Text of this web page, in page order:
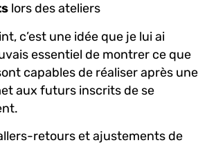
lors des ateliers
c’est une idée que je lui ai
essentiel de montrer ce que
capables de réaliser après une
aux futurs inscrits de se
retours et ajustements de